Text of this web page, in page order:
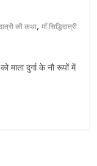
की कथा,माँ सिद्धिदात्री
माता दुर्गा के नौ रूपों में